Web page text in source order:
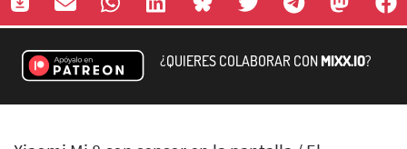
¿QUIERES COLABORAR CONMIXX.IO?